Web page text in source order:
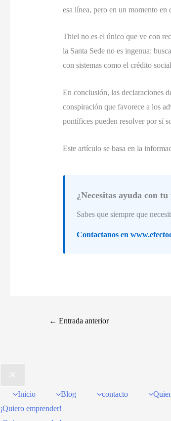
esa línea, pero en un momento
Thiel no es el único que ve con
la Santa Sede no es ingenua:
con sistemas como el crédito
En conclusión, las declaraciones
conspiración que favorece a los
pontífices pueden resolver por sí
Este artículo se basa en la
¿Necesitas ayuda con
Sabes que siempre que
Contactanos en
← Entrada anterior
Inicio Blog contacto
¡Quiero emprender!